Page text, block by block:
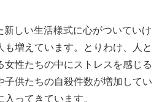
しい生活様式に心がついていけ
増えています。とりわけ、人と
性たちの中にストレスを感じる
子供たちの自殺件数が増加してい
ってきています。